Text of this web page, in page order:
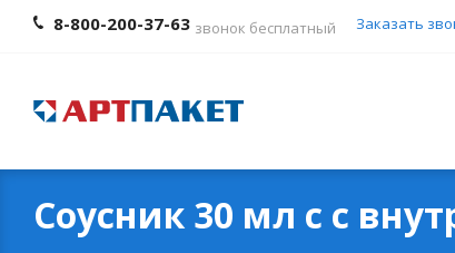
8-800-200-37-63 звонок бесплатный Заказать
Соусник 30 мл с с